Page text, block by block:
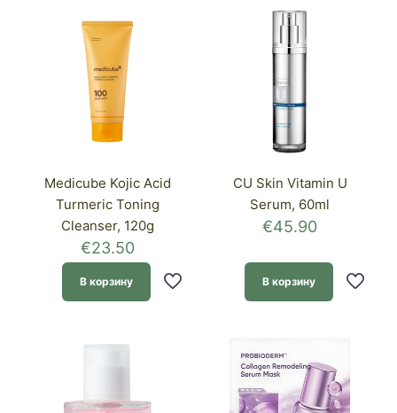
имеет
вариаций.
выбрать
товара.
Medicube Kojic Acid
Turmeric Toning
Cleanser, 120g
€23.50
В корзину
CU Skin Vitamin U
Serum, 60ml
€45.90
В корзину